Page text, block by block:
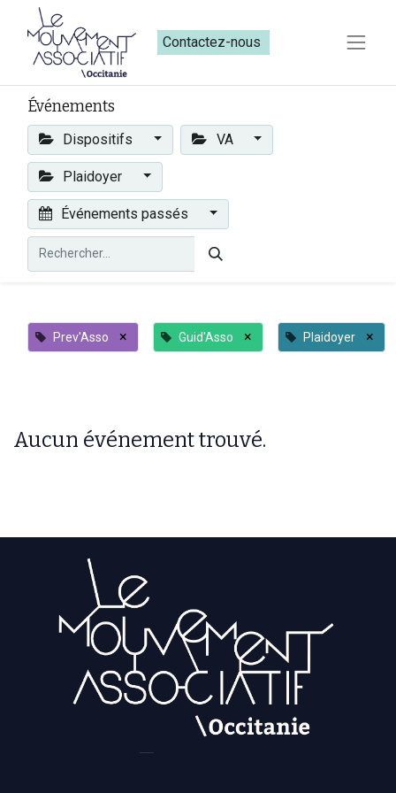
Contactez-nous​​
Événements
Dispositifs VA
Plaidoyer
Événements passés
Prev'Asso × Guid'Asso × Plaidoyer ×
Aucun événement trouvé.